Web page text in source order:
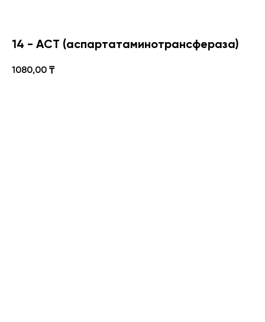
14 - АСТ (аспартатаминотрансфераза)
1080,00 ₸